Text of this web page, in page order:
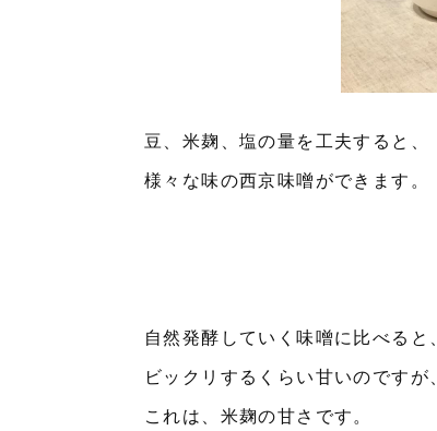
豆、米麹、塩の量を工夫すると、
様々な味の西京味噌ができます。
自然発酵していく味噌に比べると、
ビックリするくらい甘いのですが、
これは、米麹の甘さです。